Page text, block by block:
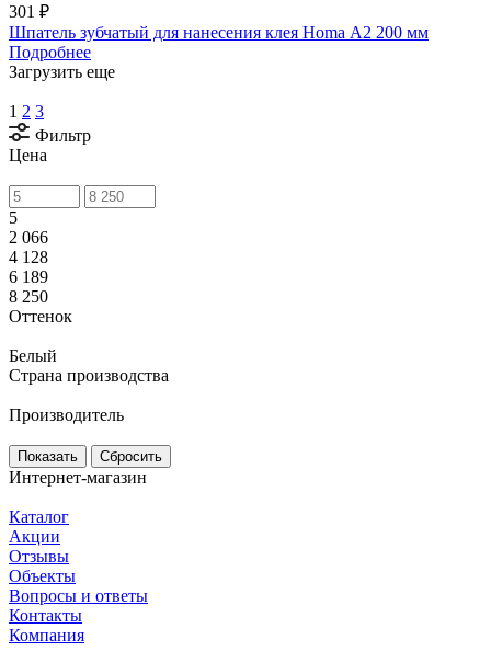
301 ₽
Шпатель зубчатый для нанесения клея Homa А2 200 мм
Подробнее
Загрузить еще
1 2 3
Фильтр
Цена
5
2 066
4 128
6 189
8 250
Оттенок
Белый
Страна производства
Производитель
Сбросить
Интернет-магазин
Каталог
Акции
Отзывы
Объекты
Вопросы и ответы
Контакты
Компания